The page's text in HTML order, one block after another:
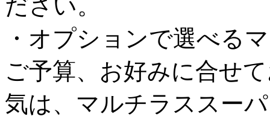
ださい。
・オプションで選べる
ご予算、お好みに合せ
気は、マルチラススー